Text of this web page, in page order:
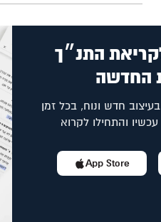
התנ״ך
החדשה
חדש ונוח, בכל זמן
והתחילו לקרוא
App Store